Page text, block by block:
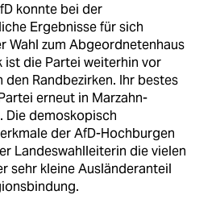
konnte bei der
Ergebnisse für sich
Wahl zum Abgeordnetenhaus
ist die Partei weiterhin vor
den Randbezirken. Ihr bestes
erneut in Marzahn-
Die de­mo­s­ko­pisch
der AfD-Hochburgen
Landeswahlleiterin die vielen
sehr kleine Ausländeranteil